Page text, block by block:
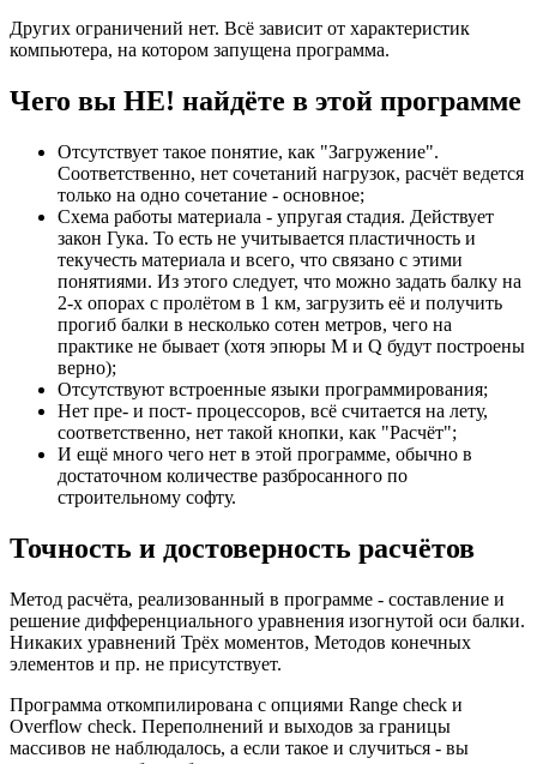
Других ограничений нет. Всё зависит от характеристик
компьютера, на котором запущена программа.
Чего вы НЕ! найдёте в этой программе
Отсутствует такое понятие, как "Загружение".
Соответственно, нет сочетаний нагрузок, расчёт ведется
только на одно сочетание - основное;
Схема работы материала - упругая стадия. Действует
закон Гука. То есть не учитывается пластичность и
текучесть материала и всего, что связано с этими
понятиями. Из этого следует, что можно задать балку на
2-х опорах с пролётом в 1 км, загрузить её и получить
прогиб балки в несколько сотен метров, чего на
практике не бывает (хотя эпюры M и Q будут построены
верно);
Отсутствуют встроенные языки программирования;
Нет пре- и пост- процессоров, всё считается на лету,
соответственно, нет такой кнопки, как "Расчёт";
И ещё много чего нет в этой программе, обычно в
достаточном количестве разбросанного по
строительному софту.
Точность и достоверность расчётов
Метод расчёта, реализованный в программе - составление и
решение дифференциального уравнения изогнутой оси балки.
Никаких уравнений Трёх моментов, Методов конечных
элементов и пр. не присутствует.
Программа откомпилирована с опциями Range check и
Overflow check. Переполнений и выходов за границы
массивов не наблюдалось, а если такое и случиться - вы